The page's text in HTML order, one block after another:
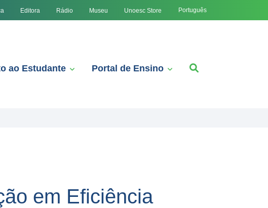
Editora Rádio Museu Unoesc Store Português
ao Estudante Portal de Ensino
em Eficiência